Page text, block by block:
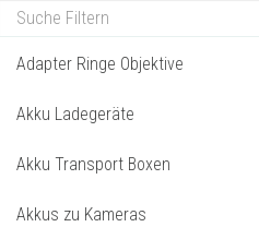
Alle* Artikel ab eigenem
lieferbar! *
Mehr darüber...
S W I S S
Adapter Ringe Objektive
Akku Ladegeräte
Akku Transport Boxen
Akkus zu Kameras